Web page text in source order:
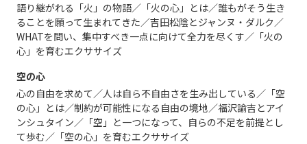
語り継がれる「火」の物語／「火の心」とは／誰もがそう生き
ることを願って生まれてきた／吉田松陰とジャンヌ・ダルク／
WHATを問い、集中すべき一点に向けて全力を尽くす／「火の
心」を育むエクササイズ
空の心
心の自由を求めて／人は自ら不自由さを生み出している／「空
の心」とは／制約が可能性になる自由の境地／福沢諭吉とアイ
ンシュタイン／「空」と一つになって、自らの不足を前提とし
て歩む／「空の心」を育むエクササイズ